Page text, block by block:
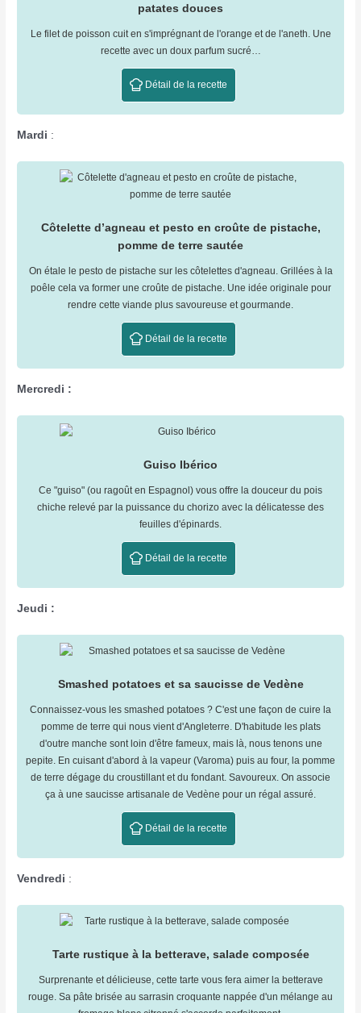
patates douces
Le filet de poisson cuit en s'imprégnant de l'orange et de l'aneth. Une
recette avec un doux parfum sucré…
Détail de la recette
Mardi :
Côtelette d’agneau et pesto en croûte de pistache,
pomme de terre sautée
On étale le pesto de pistache sur les côtelettes d'agneau. Grillées à la
poêle cela va former une croûte de pistache. Une idée originale pour
rendre cette viande plus savoureuse et gourmande.
Détail de la recette
Mercredi :
Guiso Ibérico
Ce "guiso" (ou ragoût en Espagnol) vous offre la douceur du pois
chiche relevé par la puissance du chorizo avec la délicatesse des
feuilles d'épinards.
Détail de la recette
Jeudi :
Smashed potatoes et sa saucisse de Vedène
Connaissez-vous les smashed potatoes ? C'est une façon de cuire la
pomme de terre qui nous vient d'Angleterre. D'habitude les plats
d'outre manche sont loin d'être fameux, mais là, nous tenons une
pepite. En cuisant d'abord à la vapeur (Varoma) puis au four, la pomme
de terre dégage du croustillant et du fondant. Savoureux. On associe
ça à une saucisse artisanale de Vedène pour un régal assuré.
Détail de la recette
Vendredi :
Tarte rustique à la betterave, salade composée
Surprenante et délicieuse, cette tarte vous fera aimer la betterave
rouge. Sa pâte brisée au sarrasin croquante nappée d'un mélange au